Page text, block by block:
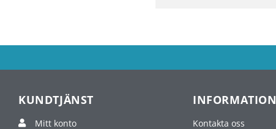
KUNDTJÄNST
Mitt konto
INFORMATION
Kontakta oss